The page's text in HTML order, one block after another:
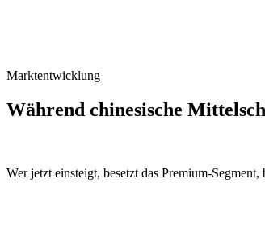
Marktentwicklung
Während chinesische
Wer jetzt einsteigt, besetzt das Premium-